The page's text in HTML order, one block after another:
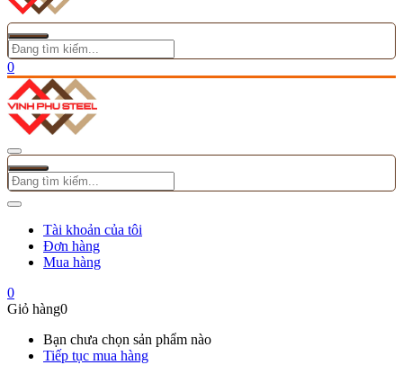
0
Tài khoản của tôi
Đơn hàng
Mua hàng
0
Giỏ hàng0
Bạn chưa chọn sản phẩm nào
Tiếp tục mua hàng